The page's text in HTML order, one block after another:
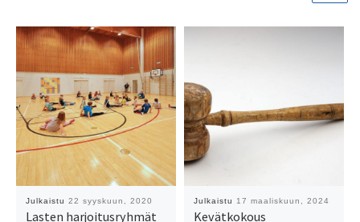
Julkaistu 22 syyskuun, 2020
Lasten harjoitusryhmät
Julkaistu 17 maaliskuun, 2024
Kevätkokous